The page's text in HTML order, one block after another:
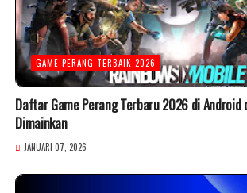
GAME PERANG TERBAIK 2026
Daftar Game Perang Terbaru 2026 di Android
Dimainkan
JANUARI 07, 2026